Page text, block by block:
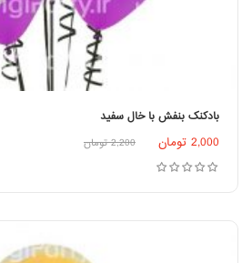
افزودن به سبد خرید
بادکنک بنفش با خال سفید
2,000 تومان 2,200 تومان